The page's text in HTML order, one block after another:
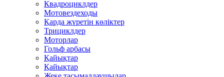
Квадроциклдер
Мотовездеходы
Қарда жүретін көліктер
Трициклдер
Моторлар
Гольф арбасы
Қайықтар
Қайықтар